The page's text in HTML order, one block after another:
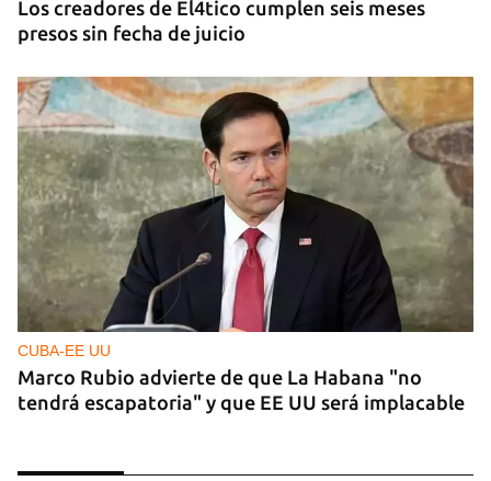
Los creadores de El4tico cumplen seis meses
presos sin fecha de juicio
CUBA-EE UU
Marco Rubio advierte de que La Habana "no
tendrá escapatoria" y que EE UU será implacable